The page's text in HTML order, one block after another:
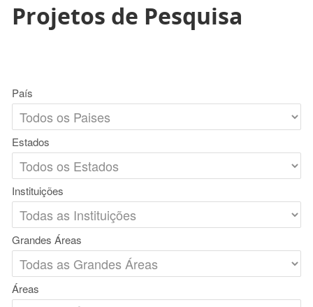
Projetos de Pesquisa
País
Estados
Instituições
Grandes Áreas
Áreas